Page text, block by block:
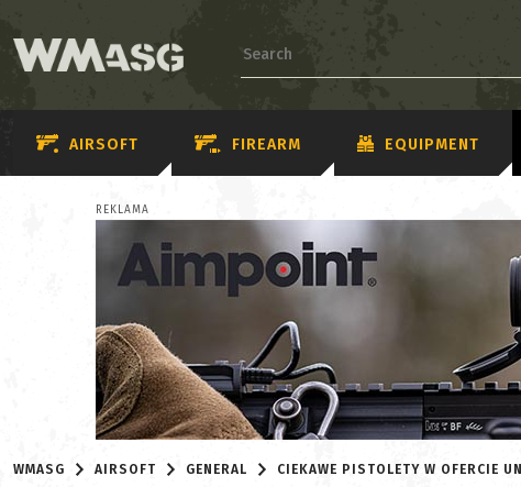
AIRSOFT FIREARM EQUIPMENT
REKLAMA
WMASG AIRSOFT GENERAL CIEKAWE PISTOLETY W OFERCIE